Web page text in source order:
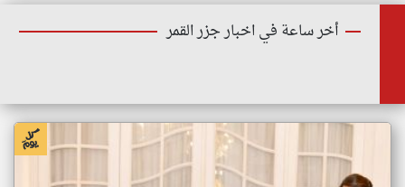
أخر ساعة في اخبار جزر القمر